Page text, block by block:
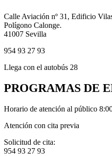
Calle Aviación nº 31, Edificio
Polígono Calonge.
41007 Sevilla
954 93 27 93
Llega con el autobús 28
PROGRAMAS DE
Horario de atención al público
Atención con cita previa
Solicitud de cita:
954 93 27 93